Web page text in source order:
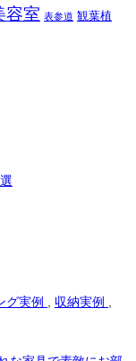
容室 表参道 観葉植
グ実例 収納実例